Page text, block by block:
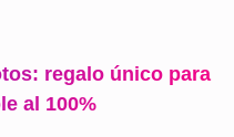
regalo único para
al 100%